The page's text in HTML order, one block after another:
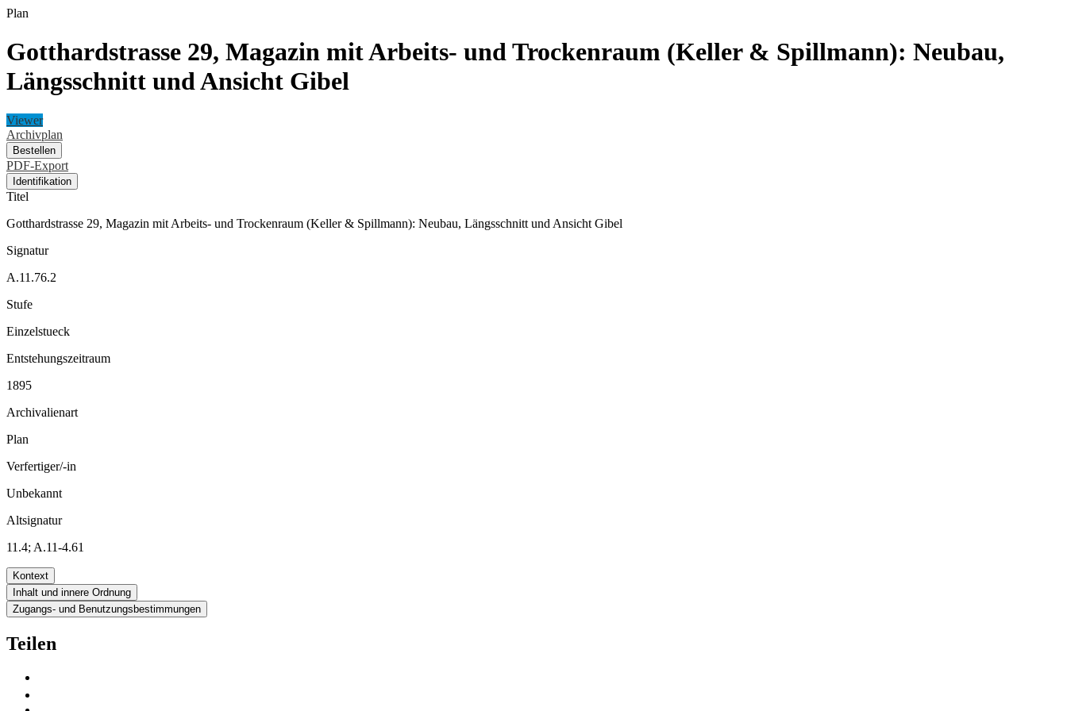
Plan
Gotthardstrasse 29, Magazin mit Arbeits- und Trockenraum (Keller & Spillmann): Neubau,
Längsschnitt und Ansicht Gibel
Viewer
Archivplan
Bestellen
PDF-Export
Identifikation
Titel
Gotthardstrasse 29, Magazin mit Arbeits- und Trockenraum (Keller & Spillmann): Neubau, Längsschnitt und Ansicht Gibel
Signatur
A.11.76.2
Stufe
Einzelstueck
Entstehungszeitraum
1895
Archivalienart
Plan
Verfertiger/-in
Unbekannt
Altsignatur
11.4; A.11-4.61
Kontext
Inhalt und innere Ordnung
Zugangs- und Benutzungsbestimmungen
Teilen